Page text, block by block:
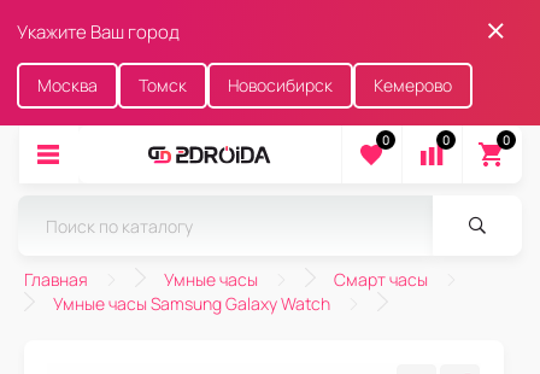
Укажите Ваш город
Москва Томск Новосибирск Кемерово
0 0 0
Главная Умные часы
Смарт часы
Умные часы Samsung Galaxy Watch